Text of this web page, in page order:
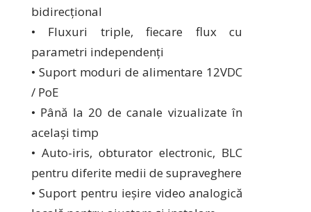
bidirecțional
• Fluxuri triple, fiecare flux cu
parametri independenți
• Suport moduri de alimentare 12VDC
/ PoE
• Până la 20 de canale vizualizate în
același timp
• Auto-iris, obturator electronic, BLC
pentru diferite medii de supraveghere
• Suport pentru ieșire video analogică